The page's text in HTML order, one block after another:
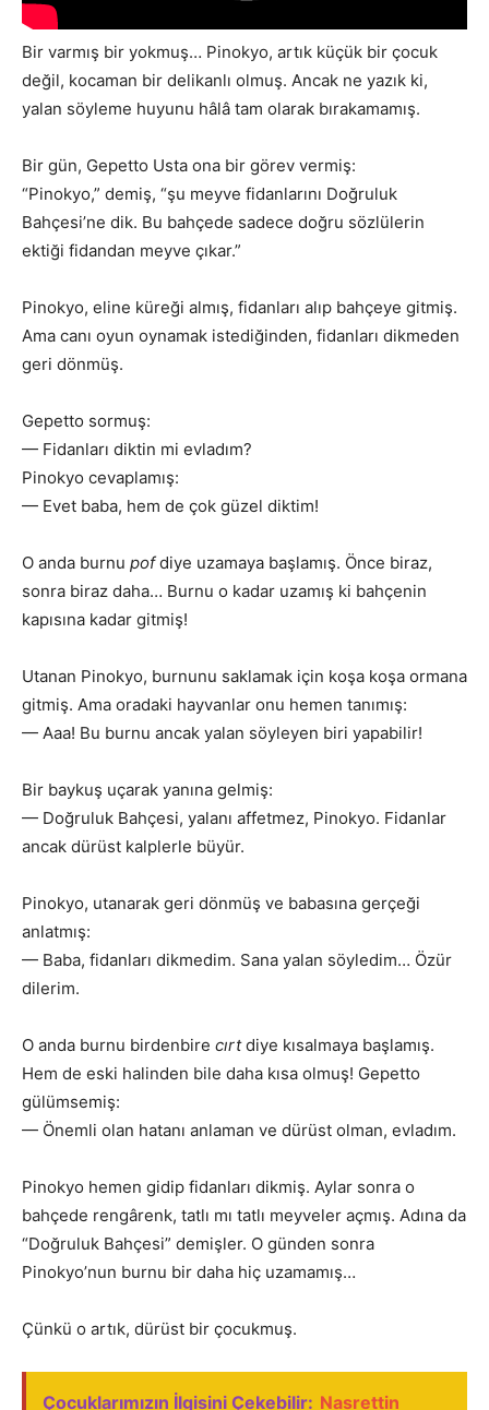
Bir varmış bir yokmuş… Pinokyo, artık küçük bir çocuk
değil, kocaman bir delikanlı olmuş. Ancak ne yazık ki,
yalan söyleme huyunu hâlâ tam olarak bırakamamış.
Bir gün, Gepetto Usta ona bir görev vermiş:
“Pinokyo,” demiş, “şu meyve fidanlarını Doğruluk
Bahçesi’ne dik. Bu bahçede sadece doğru sözlülerin
ektiği fidandan meyve çıkar.”
Pinokyo, eline küreği almış, fidanları alıp bahçeye gitmiş.
Ama canı oyun oynamak istediğinden, fidanları dikmeden
geri dönmüş.
Gepetto sormuş:
— Fidanları diktin mi evladım?
Pinokyo cevaplamış:
— Evet baba, hem de çok güzel diktim!
O anda burnu pofdiye uzamaya başlamış. Önce biraz,
sonra biraz daha… Burnu o kadar uzamış ki bahçenin
kapısına kadar gitmiş!
Utanan Pinokyo, burnunu saklamak için koşa koşa ormana
gitmiş. Ama oradaki hayvanlar onu hemen tanımış:
— Aaa! Bu burnu ancak yalan söyleyen biri yapabilir!
Bir baykuş uçarak yanına gelmiş:
— Doğruluk Bahçesi, yalanı affetmez, Pinokyo. Fidanlar
ancak dürüst kalplerle büyür.
Pinokyo, utanarak geri dönmüş ve babasına gerçeği
anlatmış:
— Baba, fidanları dikmedim. Sana yalan söyledim… Özür
dilerim.
O anda burnu birdenbire cırtdiye kısalmaya başlamış.
Hem de eski halinden bile daha kısa olmuş! Gepetto
gülümsemiş:
— Önemli olan hatanı anlaman ve dürüst olman, evladım.
Pinokyo hemen gidip fidanları dikmiş. Aylar sonra o
bahçede rengârenk, tatlı mı tatlı meyveler açmış. Adına da
“Doğruluk Bahçesi” demişler. O günden sonra
Pinokyo’nun burnu bir daha hiç uzamamış…
Çünkü o artık, dürüst bir çocukmuş.
Çocuklarımızın İlgisini Çekebilir: Nasrettin